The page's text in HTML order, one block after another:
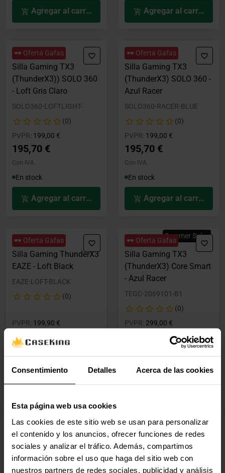
Consentimiento Detalles Acerca de las cookies
Esta página web usa cookies
Las cookies de este sitio web se usan para personalizar
el contenido y los anuncios, ofrecer funciones de redes
sociales y analizar el tráfico. Además, compartimos
información sobre el uso que haga del sitio web con
nuestros partners de redes sociales, publicidad y análisis
Agregar al carrito Agregar al carrito
🕶️ Oferta Gafas
Silla Gaming TX3
(ThunderX3)) SOLO 360
- Loft Gris Claro
SOLO360-LOFTLIGHT-
(0)
PVPR: Precio rebajado desde
199,00 €
195,70 €
Con IVA
En stock
Agregar al carrito
🕶️ Oferta Gafas
Silla Gaming TX3
(ThunderX3) SOLO 360 -
Azul Racer
SOLO360-RACER-BLUE
(0)
PVPR: Precio rebajado desde
199,00 €
195,70 €
Con IVA
En stock
Agregar al carrito
🕶️ Oferta Gafas
Silla Gaming ThunderX3
EAZE - Loft Black
EAZE-LOFT-BLACK
(0)
PVPR: Precio rebajado desde
199,90 €
196,60 €
Agregar al carrito
🕶️ Oferta Gafas
Summer Sales
Silla Gaming TX3
(ThunderX3) Core Smart
- Azul Racer
TEGC-2069101-B1
(0)
PVPR: Precio rebajado desde
299,00 €
Agregar al carrito
Summer Sales
Silla Gaming TX3
(ThunderX3) Core Smart
- Negro Modern
🕶️ Oferta Gafas
Silla Ergonómica TX3
(ThunderX3) XTC - Griz
TEGC-3054104-41